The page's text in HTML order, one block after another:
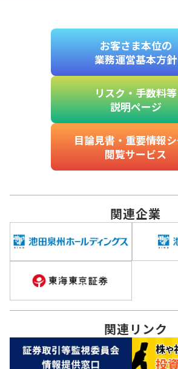
お客さま本位の
業務運営基本方針
リスク・手数料等
説明ページ
目論見書・重要情報
閲覧サービス
関連企業
関連 リンク